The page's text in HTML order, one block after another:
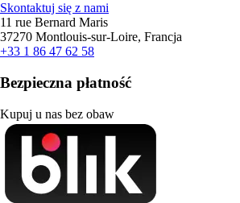
Skontaktuj się z nami
11 rue Bernard Maris
37270 Montlouis-sur-Loire, Francja
+33 1 86 47 62 58
Bezpieczna płatność
Kupuj u nas bez obaw